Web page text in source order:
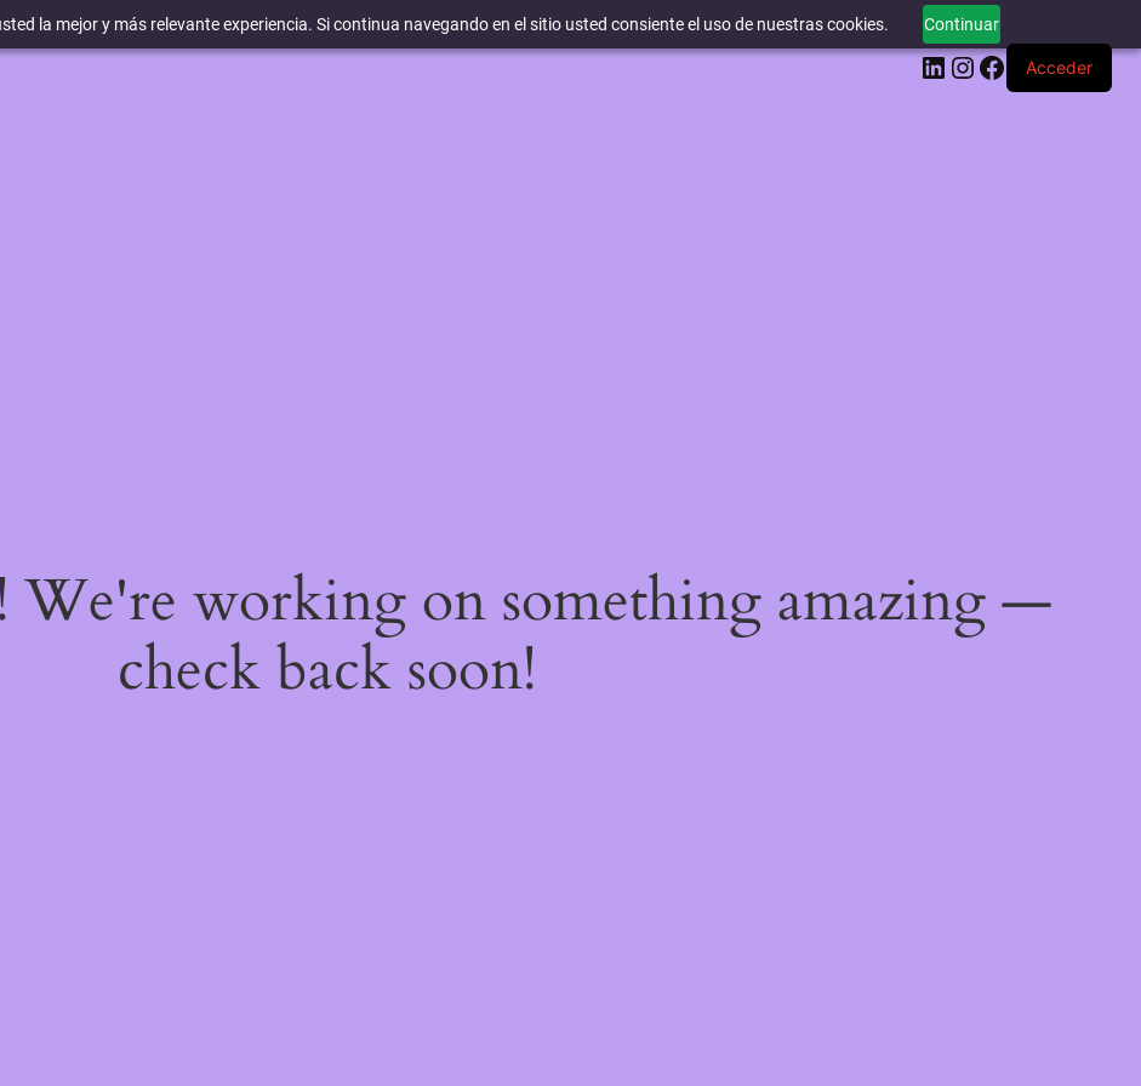
la mejor y más relevante experiencia. Si continua navegando en el sitio usted consiente el uso de nuestras cookies. Continuar
LinkedIn
Instagram
Facebook
Acceder
We're working on something amazing —
check back soon!